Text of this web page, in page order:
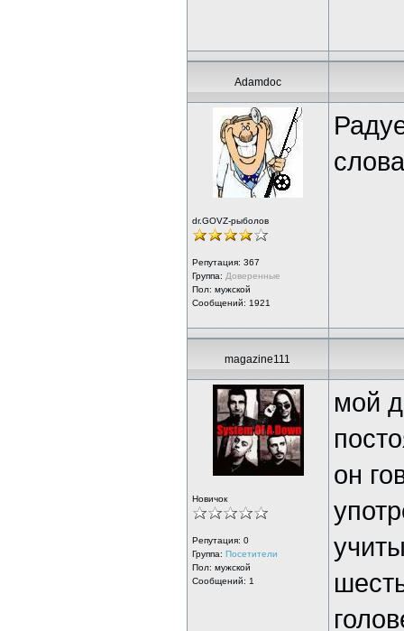
Adamdoc
dr.GOVZ-рыболов
Репутация: 367
Группа: Доверенные
Пол: мужской
Сообщений: 1921
magazine111
Новичок
Репутация: 0
Группа: Посетители
Пол: мужской
Сообщений: 1
мой
он